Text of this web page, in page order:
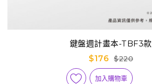
鍵盤週計畫本-TBF3款
$176
$220
加入購物車